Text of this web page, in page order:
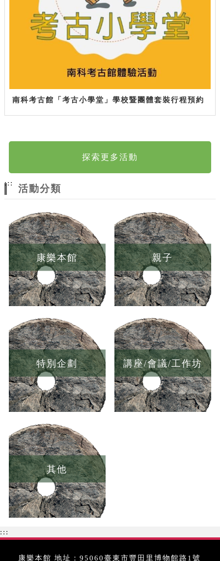
南科考古館「考古小學堂」學校暨團體套裝行程預約
探索更多活動
:::
活動分類
康樂本館 親子
特別企劃 講座/會議/工作坊
其他
:::
康樂本館 地址：95060臺東市豐田里博物館路1號